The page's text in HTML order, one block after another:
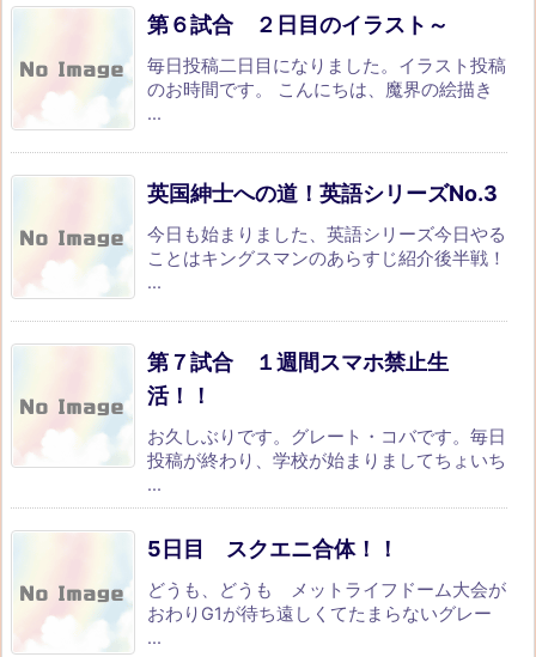
第６試合 ２日目のイラスト～
毎日投稿二日目になりました。イラスト投稿
のお時間です。 こんにちは、魔界の絵描き
...
英国紳士への道！英語シリーズNo.3
今日も始まりました、英語シリーズ今日やる
ことはキングスマンのあらすじ紹介後半戦！
...
第７試合 １週間スマホ禁止生
活！！
お久しぶりです。グレート・コバです。毎日
投稿が終わり、学校が始まりましてちょいち
...
5日目 スクエニ合体！！
どうも、どうも メットライフドーム大会が
おわりG1が待ち遠しくてたまらないグレー
...